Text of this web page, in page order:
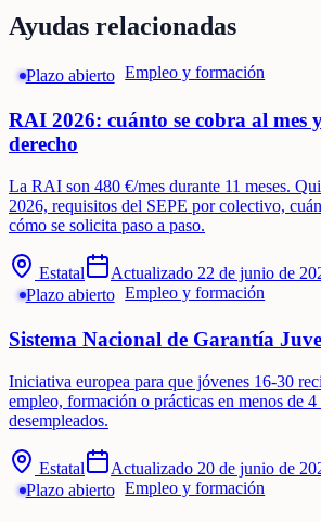
Ayudas relacionadas
Plazo abierto Empleo y formación
RAI 2026: cuánto se cobra al mes
derecho
La RAI son 480 €/mes durante 11 meses.
2026, requisitos del SEPE por colectivo,
cómo se solicita paso a paso.
Estatal Actualizado 22 de junio de
Plazo abierto Empleo y formación
Sistema Nacional de Garantía
Iniciativa europea para que jóvenes 16-30
empleo, formación o prácticas en menos de 4
desempleados.
Estatal Actualizado 20 de junio de
Plazo abierto Empleo y formación